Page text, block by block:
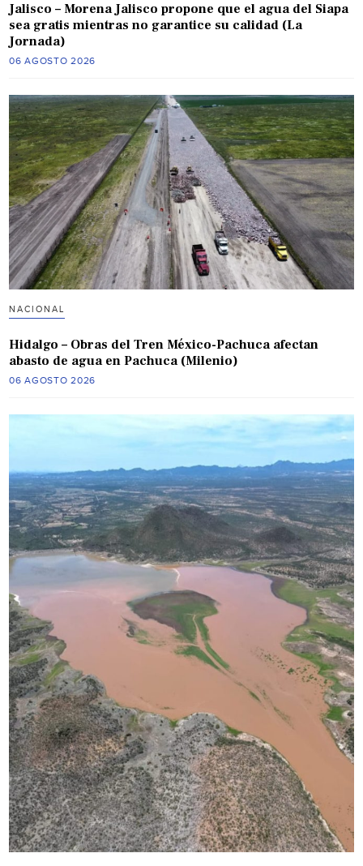
Jalisco – Morena Jalisco propone que el agua del Siapa
sea gratis mientras no garantice su calidad (La
Jornada)
06 AGOSTO 2026
NACIONAL
Hidalgo – Obras del Tren México-Pachuca afectan
abasto de agua en Pachuca (Milenio)
06 AGOSTO 2026